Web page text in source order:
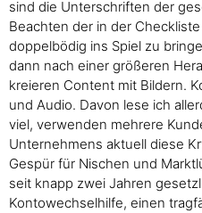
sind die Unterschriften der
Beachten der in der
doppelbödig ins Spiel zu
dann nach einer größeren
kreieren Content mit Bildern.
und Audio. Davon lese ich
viel, verwenden mehrere
Unternehmens aktuell diese
Gespür für Nischen und
seit knapp zwei Jahren
Kontowechselhilfe, einen